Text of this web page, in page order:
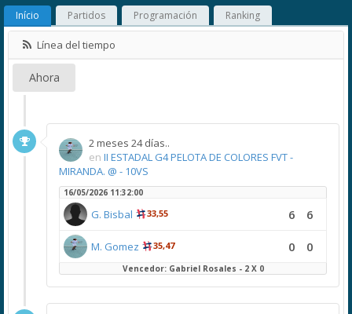
Início Partidos Programación Ranking
Línea del tiempo
Ahora
2 meses 24 días..
en II ESTADAL G4 PELOTA DE COLORES FVT -
MIRANDA. @ - 10VS
16/05/2026 11:32:00
G. Bisbal 33,55 6 6
M. Gomez 35,47 0 0
Vencedor: Gabriel Rosales - 2 X 0